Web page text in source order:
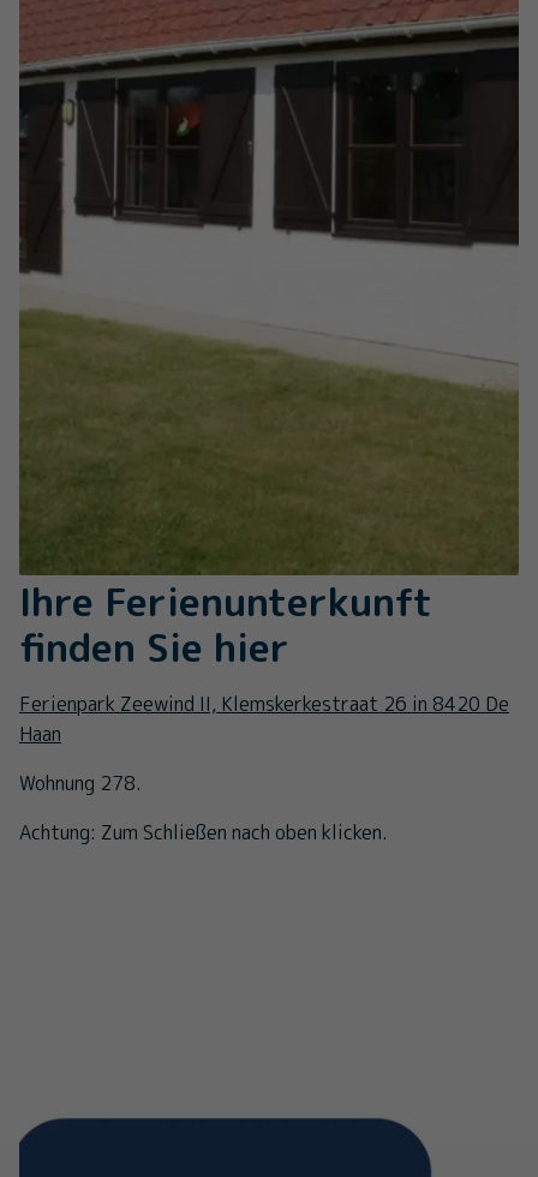
Ihre Ferienunterkunft
finden Sie hier
Ferienpark Zeewind II, Klemskerkestraat 26 in 8420 De
Haan
Wohnung 278.
Achtung: Zum Schließen nach oben klicken.